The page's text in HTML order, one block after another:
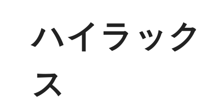
ハイラック
ス